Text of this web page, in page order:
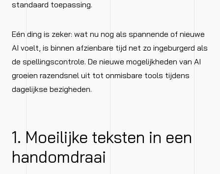
standaard toepassing.
Eén ding is zeker: wat nu nog als spannende of nieuwe
AI voelt, is binnen afzienbare tijd net zo ingeburgerd als
de spellingscontrole. De nieuwe mogelijkheden van AI
groeien razendsnel uit tot onmisbare tools tijdens
dagelijkse bezigheden.
1. Moeilijke teksten in een
handomdraai